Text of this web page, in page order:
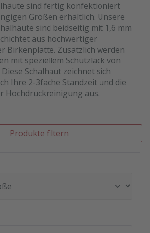
sind fertig konfektioniert
Größen erhältlich. Unsere
sind beidseitig mit 1,6 mm
aus hochwertiger
Birkenplatte. Zusätzlich werden
mit speziellem Schutzlack von
Schalhaut zeichnet sich
Ihre 2-3fache Standzeit und die
Hochdruckreinigung aus.
Produkte filtern